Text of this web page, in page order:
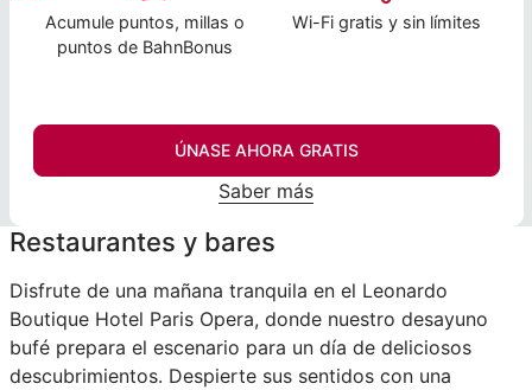
Acumule puntos, millas o
puntos de BahnBonus
Wi-Fi gratis y sin límites
ÚNASE AHORA GRATIS
Saber más
Restaurantes y bares
Disfrute de una mañana tranquila en el Leonardo
Boutique Hotel Paris Opera, donde nuestro desayuno
bufé prepara el escenario para un día de deliciosos
descubrimientos. Despierte sus sentidos con una